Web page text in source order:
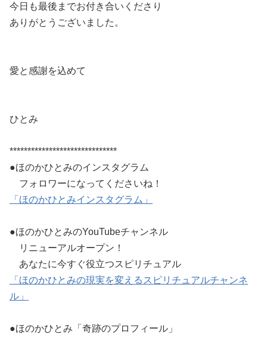
今日も最後までお付き合いくださり
ありがとうございました。
愛と感謝を込めて
ひとみ
******************************
●ほのかひとみのインスタグラム
フォロワーになってくださいね！
「ほのかひとみインスタグラム」
●ほのかひとみのYouTubeチャンネル
リニューアルオープン！
あなたに今すぐ役立つスピリチュアル
「ほのかひとみの現実を変えるスピリチュアルチャンネ
ル」
●ほのかひとみ「奇跡のプロフィール」